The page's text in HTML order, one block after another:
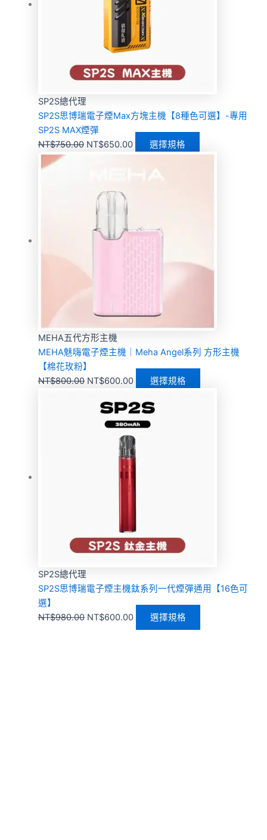
SP2S總代理
SP2S思博瑞電子煙Max方塊主機【8種色可選】-專用
SP2S MAX煙彈
NT$750.00 NT$650.00 選擇規格
MEHA五代方形主機
MEHA魅嗨電子煙主機｜Meha Angel系列 方形主機
【棉花玫粉】
NT$800.00 NT$600.00 選擇規格
SP2S總代理
SP2S思博瑞電子煙主機鈦系列一代煙彈通用【16色可
選】
NT$980.00 NT$600.00 選擇規格